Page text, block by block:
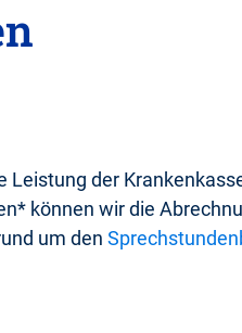
Leistung der
können wir die
um den